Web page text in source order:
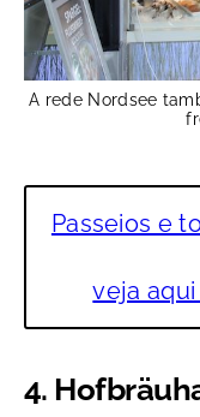
A rede Nordsee
Passeios e
veja
4.